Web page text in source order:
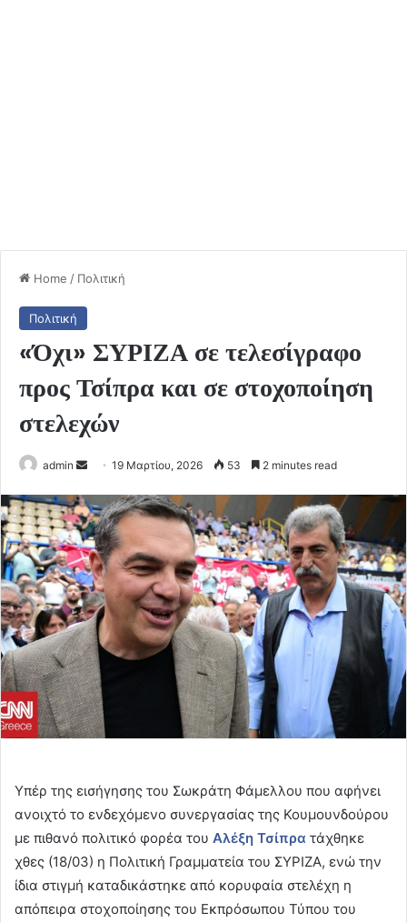
Home / Πολιτική
Πολιτική
«Όχι» ΣΥΡΙΖΑ σε τελεσίγραφο
προς Τσίπρα και σε στοχοποίηση
στελεχών
admin
Send
email
19 Μαρτίου, 2026 53 2 minutes read
Υπέρ της εισήγησης του Σωκράτη Φάμελλου που αφήνει
ανοιχτό το ενδεχόμενο συνεργασίας της Κουμουνδούρου
με πιθανό πολιτικό φορέα του Αλέξη Τσίπρα τάχθηκε
χθες (18/03) η Πολιτική Γραμματεία του ΣΥΡΙΖΑ, ενώ την
ίδια στιγμή καταδικάστηκε από κορυφαία στελέχη η
απόπειρα στοχοποίησης του Εκπρόσωπου Τύπου του